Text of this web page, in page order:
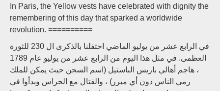
In Paris, the Yellow vests have celebrated with dignity the
remembering of this day that sparked a worldwide
revolution. ==========
في الرابع عشر من يوليو الماضي احتفلنا بالذكرى ال 230 للثورة
العظمى. في مثل هذا اليوم من الرابع عشر من يوليو عام 1789
، هاجم أهالي باريس الباستيل (اسم السجن حيث يمكن للملك
رمي الناس دون أي مبرر) ، والقتال مع الحراس وبدأوا في